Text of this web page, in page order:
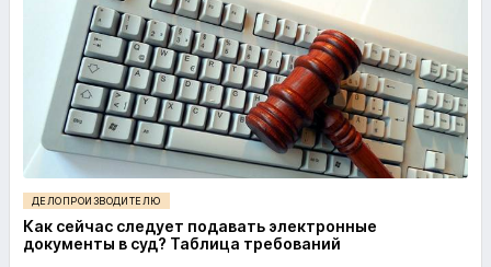
ДЕЛОПРОИЗВОДИТЕЛЮ
Как сейчас следует подавать электронные
документы в суд? Таблица требований